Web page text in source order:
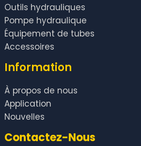
Outils hydrauliques
Pompe hydraulique
Équipement de tubes
Accessoires
Information
À propos de nous
Application
Nouvelles
Contactez-Nous